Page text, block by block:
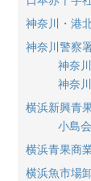
神奈川・港
神奈川警察
神奈
神奈
横浜新興青
小島会
横浜青果商
横浜魚市場